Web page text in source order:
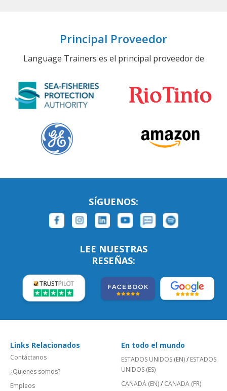
Principal Proveedor
Language Trainers es el principal proveedor de
SÍGUENOS:
LEE NUESTRAS
RESEÑAS:
Links Relacionados
Contáctanos
¿Quienes somos?
Empleos
En todo el mundo
ESTADOS UNIDOS (EN)/ ESTADOS
UNIDOS (ES)
CANADÁ (EN)/ CANADA (FR)